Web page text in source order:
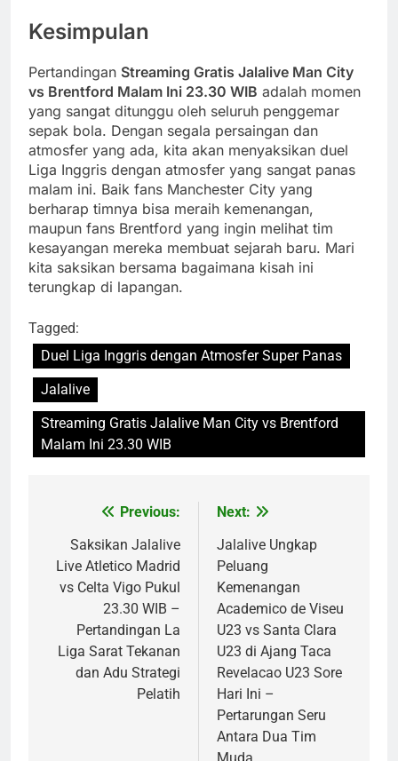
Kesimpulan
Pertandingan Streaming Gratis Jalalive Man City
vs Brentford Malam Ini 23.30 WIB adalah momen
yang sangat ditunggu oleh seluruh penggemar
sepak bola. Dengan segala persaingan dan
atmosfer yang ada, kita akan menyaksikan duel
Liga Inggris dengan atmosfer yang sangat panas
malam ini. Baik fans Manchester City yang
berharap timnya bisa meraih kemenangan,
maupun fans Brentford yang ingin melihat tim
kesayangan mereka membuat sejarah baru. Mari
kita saksikan bersama bagaimana kisah ini
terungkap di lapangan.
Tagged:
Duel Liga Inggris dengan Atmosfer Super Panas
Jalalive
Streaming Gratis Jalalive Man City vs Brentford
Malam Ini 23.30 WIB
navigation
Previous:
Saksikan Jalalive
Live Atletico Madrid
vs Celta Vigo Pukul
23.30 WIB –
Pertandingan La
Liga Sarat Tekanan
dan Adu Strategi
Pelatih
Next:
Jalalive Ungkap
Peluang
Kemenangan
Academico de Viseu
U23 vs Santa Clara
U23 di Ajang Taca
Revelacao U23 Sore
Hari Ini –
Pertarungan Seru
Antara Dua Tim